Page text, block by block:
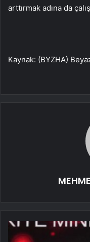
arttırmak adına da
Kaynak: (BYZHA)